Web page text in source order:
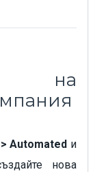
на
Automated и
нова